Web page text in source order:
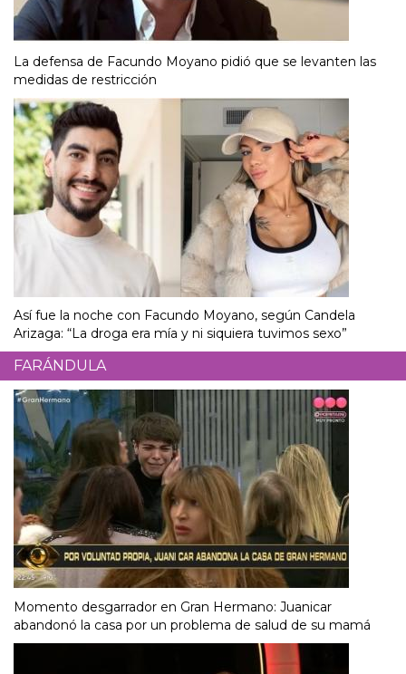
La defensa de Facundo Moyano pidió que se levanten las
medidas de restricción
Así fue la noche con Facundo Moyano, según Candela
Arizaga: “La droga era mía y ni siquiera tuvimos sexo”
FARÁNDULA
Momento desgarrador en Gran Hermano: Juanicar
abandonó la casa por un problema de salud de su mamá